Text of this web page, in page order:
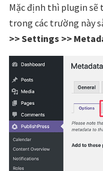
Mặc định thì plugin sẽ
trong các trường này
>> Settings >>